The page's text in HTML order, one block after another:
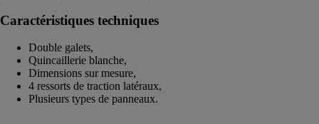
Caractéristiques techniques
Double galets,
Quincaillerie blanche,
Dimensions sur mesure,
4 ressorts de traction latéraux,
Plusieurs types de panneaux.